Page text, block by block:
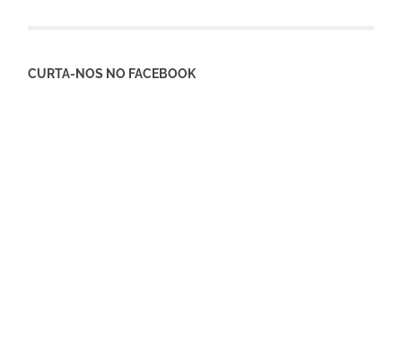
CURTA-NOS NO FACEBOOK